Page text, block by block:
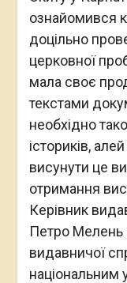
ознайомився
доцільно
церковної
мала своє
текстами
необхідно
істориків,
висунути це
отримання
Керівник
Петро Мелень
видавничої
національним